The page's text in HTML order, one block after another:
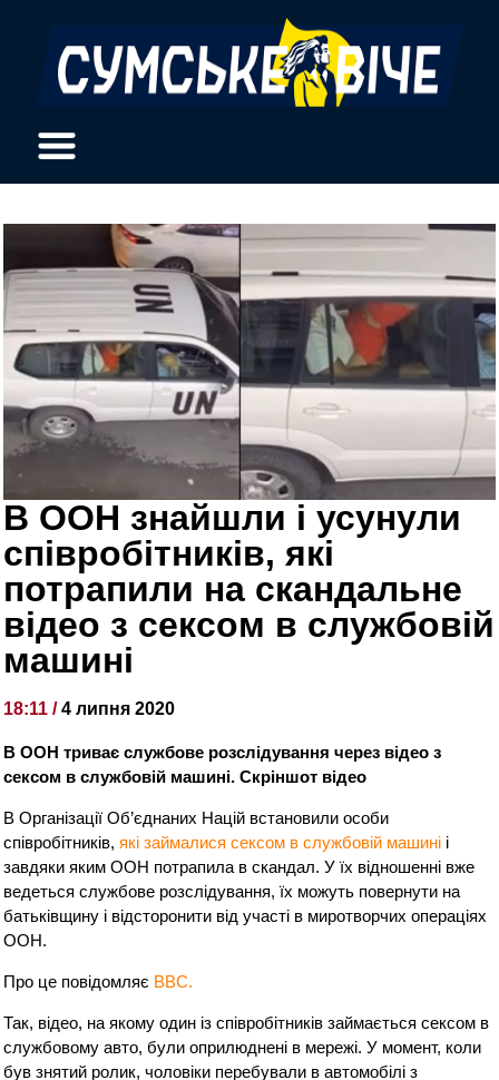
В ООН знайшли і усунули
співробітників, які
потрапили на скандальне
відео з сексом в службовій
машині
18:11 /4 липня 2020
В ООН триває службове розслідування через відео з
сексом в службовій машині. Скріншот відео
В Організації Об’єднаних Націй встановили особи
співробітників, які займалися сексом в службовій машині і
завдяки яким ООН потрапила в скандал. У їх відношенні вже
ведеться службове розслідування, їх можуть повернути на
батьківщину і відсторонити від участі в миротворчих операціях
ООН.
Про це повідомляє BBC.
Так, відео, на якому один із співробітників займається сексом в
службовому авто, були оприлюднені в мережі. У момент, коли
був знятий ролик, чоловіки перебували в автомобілі з